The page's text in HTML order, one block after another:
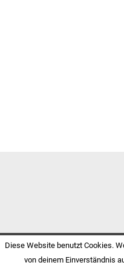
Diese Website benutzt Cookies.
von deinem Einverständnis